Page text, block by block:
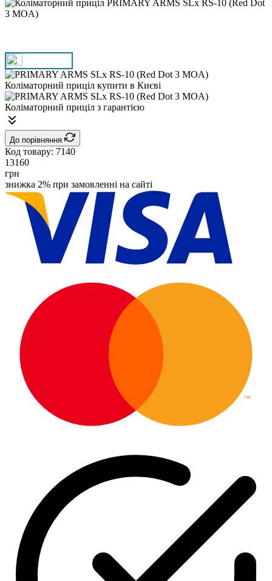
До порівняння
Код товару: 7140
13160
грн
знижка 2% при замовленні на сайті